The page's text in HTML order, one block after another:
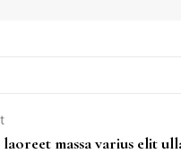
massa varius elit